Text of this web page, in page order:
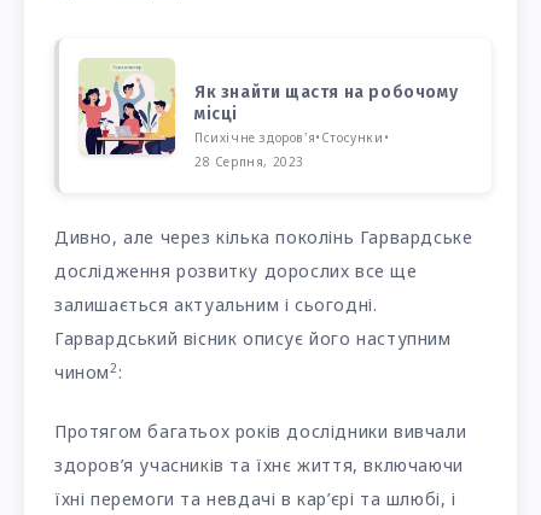
Як знайти щастя на робочому
місці
Психічне здоров'я• Стосунки •
28 Серпня, 2023
Дивно, але через кілька поколінь Гарвардське
дослідження розвитку дорослих все ще
залишається актуальним і сьогодні.
Гарвардський вісник описує його наступним
чином2:
Протягом багатьох років дослідники вивчали
здоров’я учасників та їхнє життя, включаючи
їхні перемоги та невдачі в кар’єрі та шлюбі, і